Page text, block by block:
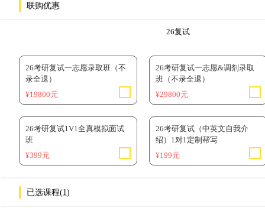
联购优惠
26复试
26考研复试一志愿录取班（不
录全退）
¥19800元
26考研复试一志愿&调剂录取
班（不录全退）
¥29800元
26考研复试1V1全真模拟面试
班
¥399元
26考研复试（中英文自我介
绍）1对1定制帮写
¥199元
已选课程(1)